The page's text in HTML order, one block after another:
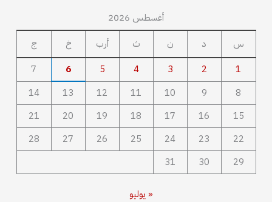
أغسطس 2026
س
د ن ث أرب خ
ج
1
2
3
4
5
6
7
8
9
10
11
12
13
14
15
16
17
18
19
20
21
22
23
24
25
26
27
28
29
30
31
« يوليو